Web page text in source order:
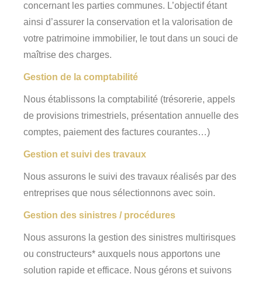
concernant les parties communes. L’objectif étant
ainsi d’assurer la conservation et la valorisation de
votre patrimoine immobilier, le tout dans un souci de
maîtrise des charges.
Gestion de la comptabilité
Nous établissons la comptabilité (trésorerie, appels
de provisions trimestriels, présentation annuelle des
comptes, paiement des factures courantes…)
Gestion et suivi des travaux
Nous assurons le suivi des travaux réalisés par des
entreprises que nous sélectionnons avec soin.
Gestion des sinistres / procédures
Nous assurons la gestion des sinistres multirisques
ou constructeurs* auxquels nous apportons une
solution rapide et efficace. Nous gérons et suivons